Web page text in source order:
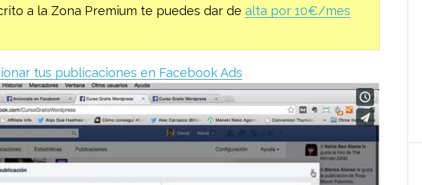
a la Zona Premium te puedes dar de alta por 10€/mes
tus publicaciones en Facebook Ads